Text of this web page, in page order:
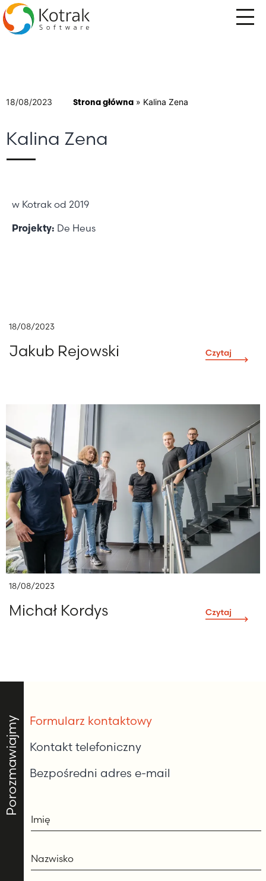
Przejdź
do
18/08/2023 Strona główna » Kalina Zena
Kalina Zena
w Kotrak od 2019
Projekty: De Heus
18/08/2023
Jakub Rejowski
18/08/2023
Michał Kordys
Porozmawiajmy
Formularz kontaktowy
Kontakt telefoniczny
Bezpośredni adres e-mail